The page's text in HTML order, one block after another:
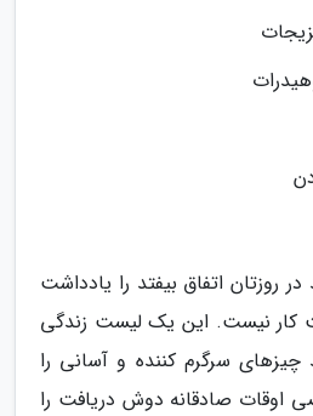
روزتان اتفاق بیفتد را یادداشت
کار نیست. این یک لیست زندگی
چیزهای سرگرم کننده و آسانی را
اوقات صادقانه دوش دریافت را